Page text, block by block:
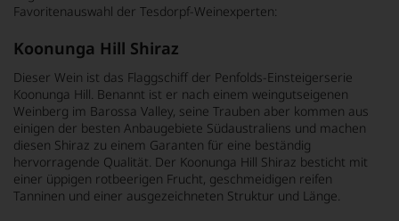
Favoritenauswahl der Tesdorpf-Weinexperten:
Koonunga Hill Shiraz
Dieser Wein ist das Flaggschiff der Penfolds-Einsteigerserie
Koonunga Hill. Benannt ist er nach einem weingutseigenen
Weinberg im Barossa Valley, seine Trauben aber kommen aus
einigen der besten Anbaugebiete Südaustraliens und machen
diesen Shiraz zu einem Garanten für eine beständig
hervorragende Qualität. Der Koonunga Hill Shiraz besticht mit
einer üppigen rotbeerigen Frucht, geschmeidigen reifen
Tanninen und einer ausgezeichneten Struktur und Länge.